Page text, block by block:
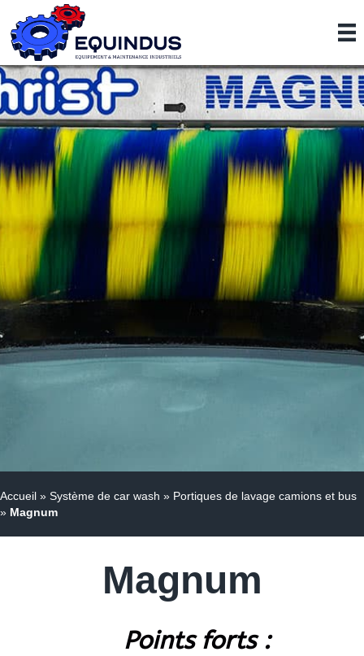
Accueil » Système de car wash » Portiques de lavage camions et bus
» Magnum
Magnum
Points forts :